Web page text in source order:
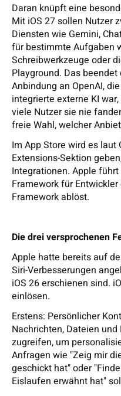
Daran knüpft eine
Mit iOS 27 sollen Nutzer
Diensten wie Gemini,
für bestimmte Aufgaben
Schreibwerkzeuge oder
Playground. Das
Anbindung an OpenAI,
integrierte externe KI
viele Nutzer sie nie
freie Wahl, welcher
Im App Store wird es laut
Extensions-Sektion
Integrationen. Apple
Framework für
Framework ablöst.
Die drei versprochenen
Apple hatte bereits auf
Siri-Verbesserungen
iOS 26 erschienen sind.
einlösen.
Erstens: Persönlicher
Nachrichten, Dateien
zugreifen, um
Anfragen wie "Zeig mir
geschickt hat" oder
Eislaufen erwähnt hat"